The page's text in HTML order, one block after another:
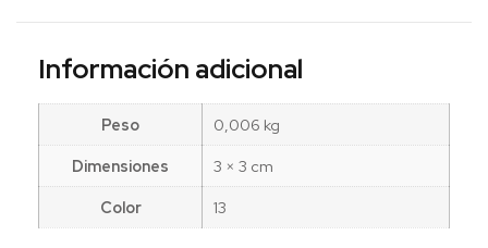
Información adicional
Peso
0,006 kg
Dimensiones
3 × 3 cm
Color
13